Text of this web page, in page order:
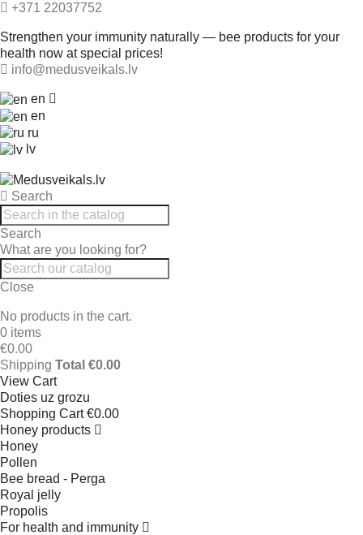
+371 22037752
Strengthen your immunity naturally — bee products for your
health now at special prices!
info@medusveikals.lv
en
en
ru
lv
Search
Search
What are you looking for?
Close
No products in the cart.
0 items
€0.00
Shipping Total €0.00
View Cart
Doties uz grozu
Shopping Cart €0.00
Honey products
Honey
Pollen
Bee bread - Perga
Royal jelly
Propolis
For health and immunity